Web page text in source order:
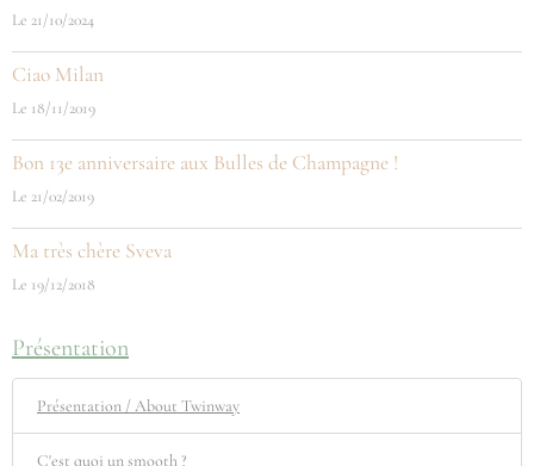
Le 21/10/2024
Ciao Milan
Le 18/11/2019
Bon 13e anniversaire aux Bulles de Champagne !
Le 21/02/2019
Ma très chère Sveva
Le 19/12/2018
Présentation
Présentation / About Twinway
C'est quoi un smooth ?